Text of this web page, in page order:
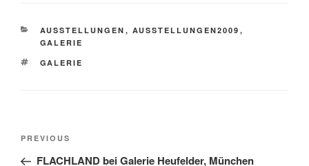
CATEGORIES
AUSSTELLUNGEN , AUSSTELLUNGEN2009 ,
GALERIE
TAGS
GALERIE
Post
Previous
Post
PREVIOUS
FLACHLAND bei Galerie Heufelder, München